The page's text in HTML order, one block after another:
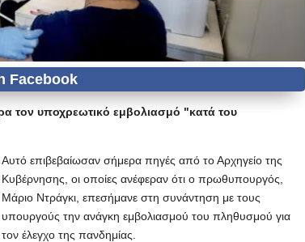
τον υποχρεωτικό εμβολιασμό "κατά του
Αυτό επιβεβαίωσαν σήμερα πηγές από το Αρχηγείο της
Κυβέρνησης, οι οποίες ανέφεραν ότι ο πρωθυπουργός,
Μάριο Ντράγκι, επεσήμανε στη συνάντηση με τους
υπουργούς την ανάγκη εμβολιασμού του πληθυσμού για
τον έλεγχο της πανδημίας.